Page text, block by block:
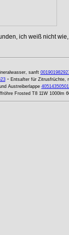
ich weiß nicht
sanft
- Entsafter für Zitrusfrüchte,
Austreiberlappe
Frosted T8 11W 1000lm